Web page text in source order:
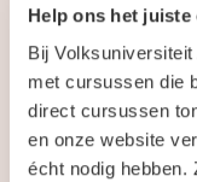
Help ons het
Bij
met cursussen die
direct cursussen
en onze website
écht nodig hebben.
kwaliteitszorg weten
meer dan een acht
“De tijd
van